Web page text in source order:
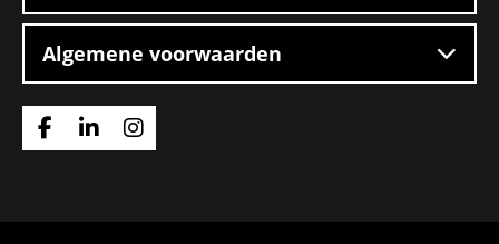
Algemene voorwaarden
Ga
Ga
Ga